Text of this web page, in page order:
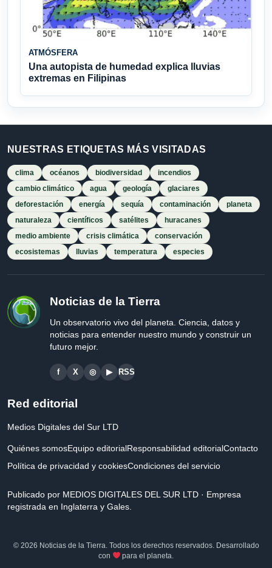
ATMÓSFERA
Una autopista de humedad explica lluvias
extremas en Filipinas
NUESTRAS ETIQUETAS MÁS VISITADAS
clima océanos biodiversidad
incendios
cambio climático
agua geología
glaciares
deforestación
energía sequía contaminación
planeta
naturaleza
científicos satélites
huracanes
medio ambiente
crisis climática
conservación
ecosistemas
lluvias temperatura especies
Noticias de la Tierra
Un observatorio vivo del planeta. Ciencia, datos y
noticias para entender nuestro mundo y construir un
futuro mejor.
f X ◎ ▶ RSS
Red editorial
Medios Digitales del Sur LTD
Quiénes somosEquipo editorialResponsabilidad editorialContacto
Política de privacidad y cookiesCondiciones del servicio
Publicado por MEDIOS DIGITALES DEL SUR LTD · Empresa
registrada en Inglaterra y Gales.
© 2026 Noticias de la Tierra. Todos los derechos reservados. Desarrollado
con
para el planeta.